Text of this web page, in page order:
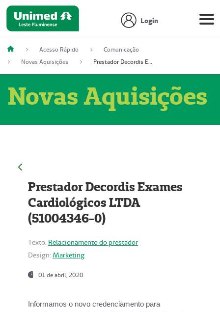
Login
Acesso Rápido
Comunicação
Novas Aquisições
Prestador Decordis Exames Cardiológicos LTDA (51004346-0)
Novas Aquisições
Prestador Decordis Exames
Cardiológicos LTDA
(51004346-0)
Texto: Relacionamento do prestador
Design: Marketing
01 de abril, 2020
Informamos o novo credenciamento para